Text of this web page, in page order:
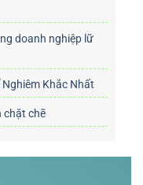
doanh nghiệp lữ
Khắc Nhất
chặt chẽ